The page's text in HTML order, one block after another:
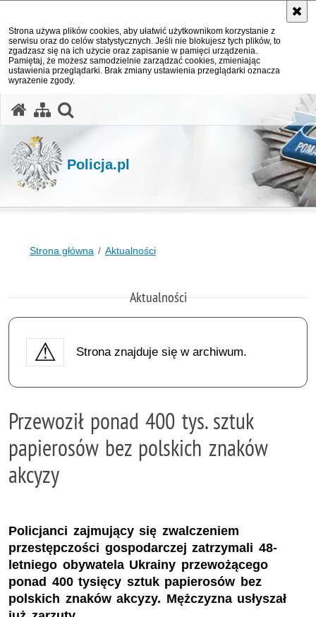
Strona używa plików cookies, aby ułatwić użytkownikom korzystanie z
serwisu oraz do celów statystycznych. Jeśli nie blokujesz tych plików, to
zgadzasz się na ich użycie oraz zapisanie w pamięci urządzenia.
Pamiętaj, że możesz samodzielnie zarządzać cookies, zmieniając
ustawienia przeglądarki. Brak zmiany ustawienia przeglądarki oznacza
wyrażenie zgody.
Policja.pl
Strona główna Aktualności
Aktualności
Strona znajduje się w archiwum.
Przewoził ponad 400 tys. sztuk
papierosów bez polskich znaków
akcyzy
Policjanci zajmujący się zwalczeniem
przestępczości gospodarczej zatrzymali 48-
letniego obywatela Ukrainy przewożącego
ponad 400 tysięcy sztuk papierosów bez
polskich znaków akcyzy. Mężczyzna usłyszał